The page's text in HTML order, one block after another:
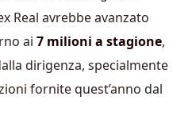
Real avrebbe avanzato
ai 7 milioni a stagione,
dirigenza, specialmente
fornite quest’anno dal